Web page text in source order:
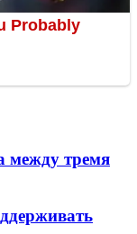
между тремя